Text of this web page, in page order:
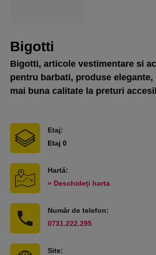
Bigotti
Bigotti, articole vestimentare si
pentru barbati, produse elegante,
mai buna calitate la preturi
Etaj:
Etaj 0
Hartă:
» Deschideți harta
Număr de telefon:
0731.222.295
Site: